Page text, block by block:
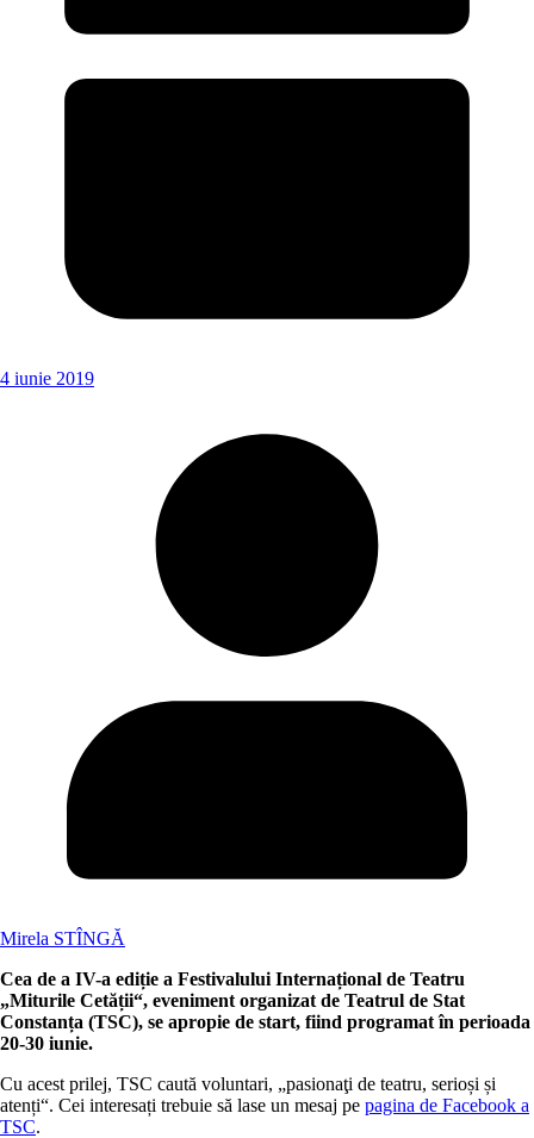
4 iunie 2019
Mirela STÎNGĂ
Cea de a IV-a ediție a Festivalului Internațional de Teatru
„Miturile Cetății“, eveniment organizat de Teatrul de Stat
Constanța (TSC), se apropie de start, fiind programat în perioada
20-30 iunie.
Cu acest prilej, TSC caută voluntari, „pasionaţi de teatru, serioși și
atenți“. Cei interesați trebuie să lase un mesaj pe pagina de Facebook a
TSC.